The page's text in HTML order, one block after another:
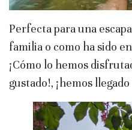
Perfecta para una
familia o como ha sido
¡Cómo lo hemos
gustado!, ¡hemos